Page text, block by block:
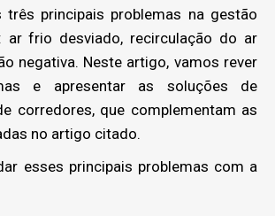
três principais problemas na gestão
ar frio desviado, recirculação do ar
negativa. Neste artigo, vamos rever
e apresentar as soluções de
corredores, que complementam as
no artigo citado.
esses principais problemas com a